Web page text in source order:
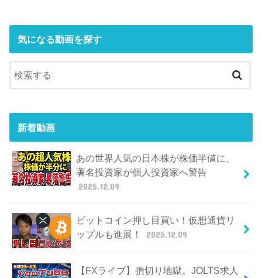
気になる動画を探す
新着動画
あの世界人気の日本株が株価半値に、
著名投資家が個人投資家へ警告
2025.12.09
ビットコイン押し目買い！仮想通貨リ
ップルも進展！
2025.12.09
【FXライブ】損切り地獄。JOLTS求人